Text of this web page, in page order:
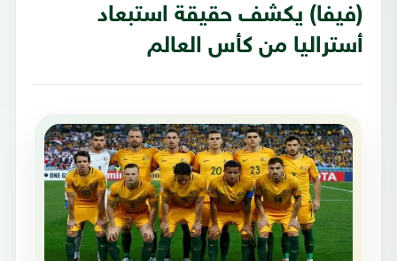
(فيفا) يكشف حقيقة استبعاد
أستراليا من كأس العالم